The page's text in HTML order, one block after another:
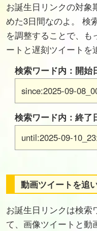
お誕生日リンクの対象
めた3日間なのよ。 検
を調整することで、も
ートと遅刻ツイートを
検索ワード内：開始
since:2025-09-
検索ワード内：終了
until:2025-09-
動画ツイートを追
お誕生日リンクは検索
て、画像ツイートと動